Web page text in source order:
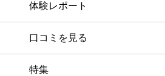
体験レポート
口コミを見る
特集